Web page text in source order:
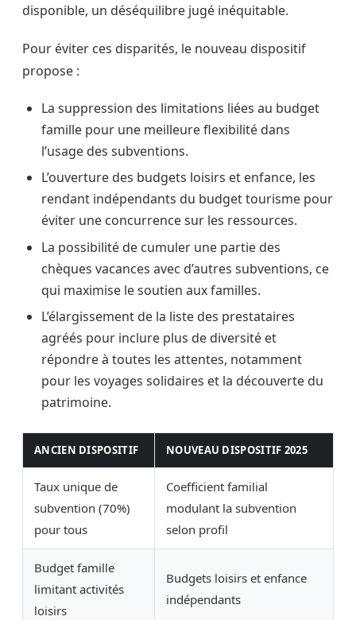
disponible, un déséquilibre jugé inéquitable.
Pour éviter ces disparités, le nouveau dispositif
propose :
La suppression des limitations liées au budget
famille pour une meilleure flexibilité dans
l’usage des subventions.
L’ouverture des budgets loisirs et enfance, les
rendant indépendants du budget tourisme pour
éviter une concurrence sur les ressources.
La possibilité de cumuler une partie des
chèques vacances avec d’autres subventions, ce
qui maximise le soutien aux familles.
L’élargissement de la liste des prestataires
agréés pour inclure plus de diversité et
répondre à toutes les attentes, notamment
pour les voyages solidaires et la découverte du
patrimoine.
ANCIEN DISPOSITIF NOUVEAU DISPOSITIF 2025
Taux unique de
subvention (70%)
pour tous
Coefficient familial
modulant la subvention
selon profil
Budget famille
limitant activités
loisirs
Budgets loisirs et enfance
indépendants